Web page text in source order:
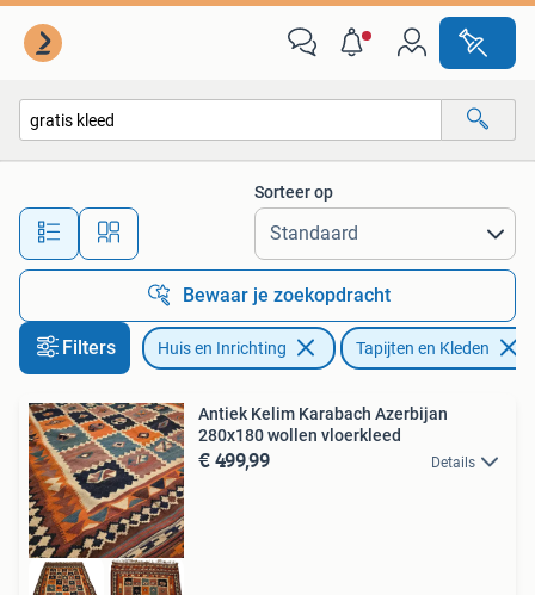
Alle afstanden…
Sorteer op
Bewaar je zoekopdracht
Filters Huis en Inrichting Tapijten en Kleden
Antiek Kelim Karabach Azerbijan
280x180 wollen vloerkleed
€ 499,99 Details